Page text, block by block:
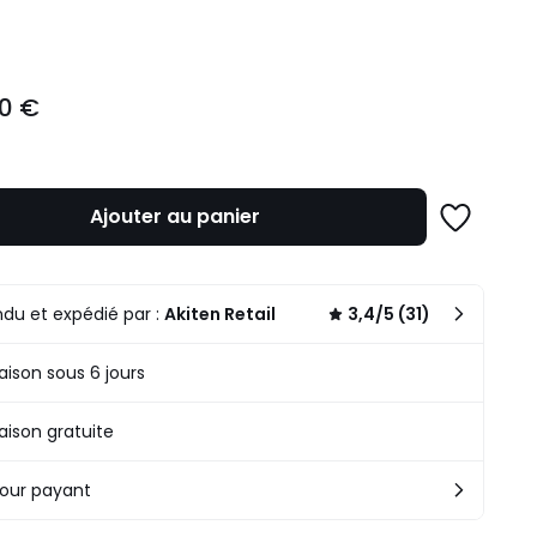
€
Ajouter au panier
Ajouter
et expédié par :Akiten Retail 3,4/5 (31)
sous 6 jours
gratuite
payant